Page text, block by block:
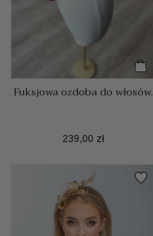
Fuksjowa ozdoba do włosów.
Cena
239,00 zł